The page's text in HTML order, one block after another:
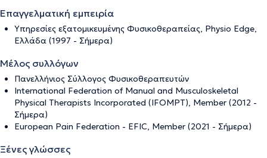
Επαγγελματική εμπειρία
Υπηρεσίες εξατομικευμένης Φυσικοθεραπείας, Physio Edge,
Ελλάδα (1997 - Σήμερα)
Μέλος συλλόγων
Πανελλήνιος Σύλλογος Φυσικοθεραπευτών
International Federation of Manual and Musculoskeletal
Physical Therapists Incorporated (IFOMPT), Member (2012 -
Σήμερα)
European Pain Federation - EFIC, Member (2021 - Σήμερα)
Ξένες γλώσσες